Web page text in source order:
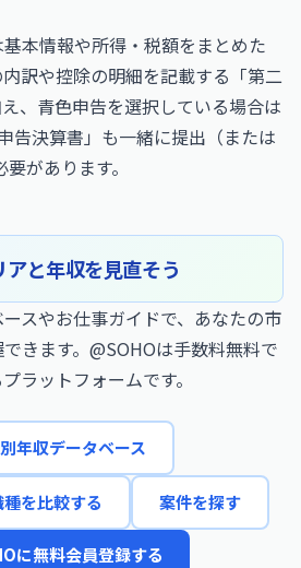
本情報や所得・税額をまとめた
内訳や控除の明細を記載する「第二
、青色申告を選択している場合は
告決算書」も一緒に提出（または
があります。
と年収を見直そう
スやお仕事ガイドで、あなたの市
きます。@SOHOは手数料無料で
ラットフォームです。
年収データベース
を比較する 案件を探す
に無料会員登録する